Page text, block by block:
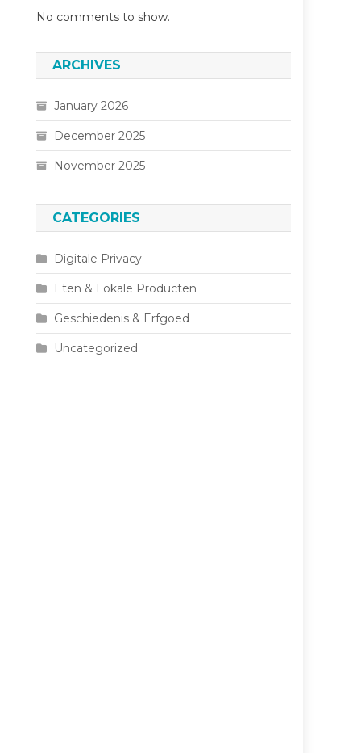
No comments to show.
ARCHIVES
January 2026
December 2025
November 2025
CATEGORIES
Digitale Privacy
Eten & Lokale Producten
Geschiedenis & Erfgoed
Uncategorized